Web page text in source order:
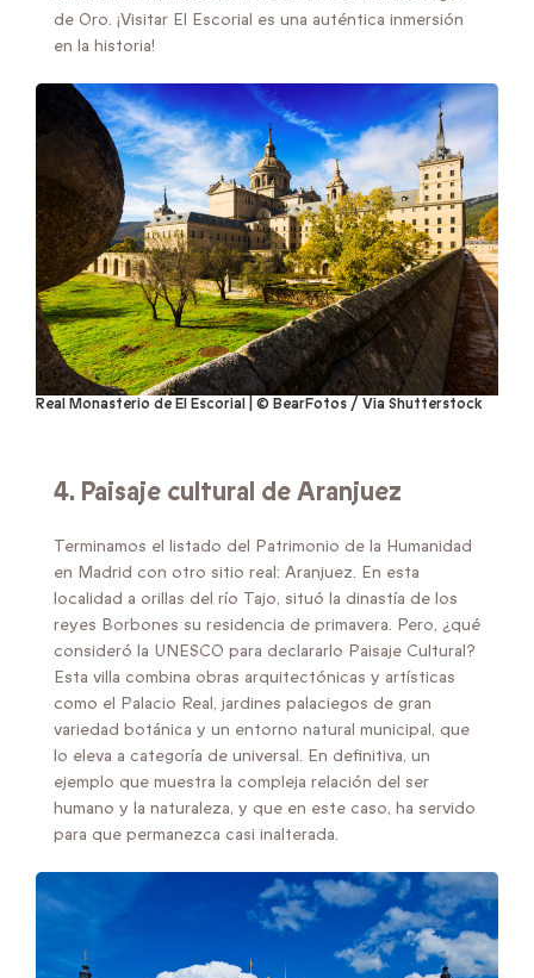
de Oro. ¡Visitar El Escorial es una auténtica inmersión
en la historia!
Real Monasterio de El Escorial | © BearFotos / Via Shutterstock
4. Paisaje cultural de Aranjuez
Terminamos el listado del Patrimonio de la Humanidad
en Madrid con otro sitio real: Aranjuez. En esta
localidad a orillas del río Tajo, situó la dinastía de los
reyes Borbones su residencia de primavera. Pero, ¿qué
consideró la UNESCO para declararlo Paisaje Cultural?
Esta villa combina obras arquitectónicas y artísticas
como el Palacio Real, jardines palaciegos de gran
variedad botánica y un entorno natural municipal, que
lo eleva a categoría de universal. En definitiva, un
ejemplo que muestra la compleja relación del ser
humano y la naturaleza, y que en este caso, ha servido
para que permanezca casi inalterada.